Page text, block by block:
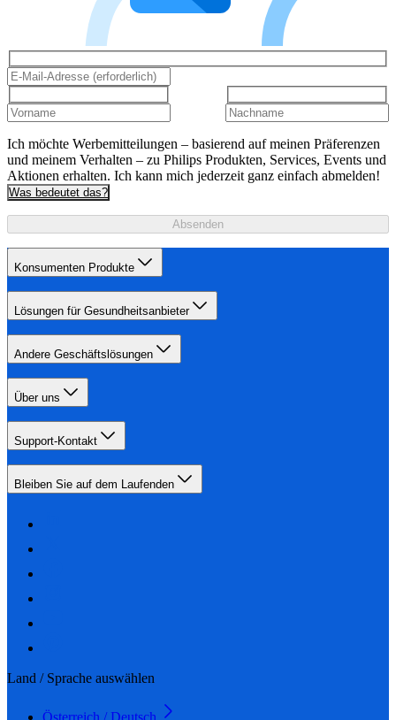
Ich möchte Werbemitteilungen – basierend auf meinen Präferenzen
und meinem Verhalten – zu Philips Produkten, Services, Events und
Aktionen erhalten. Ich kann mich jederzeit ganz einfach abmelden!
Was bedeutet das?
Absenden
Konsumenten Produkte
Lösungen für Gesundheitsanbieter
Andere Geschäftslösungen
Über uns
Support-Kontakt
Bleiben Sie auf dem Laufenden
Land / Sprache auswählen
Österreich / Deutsch